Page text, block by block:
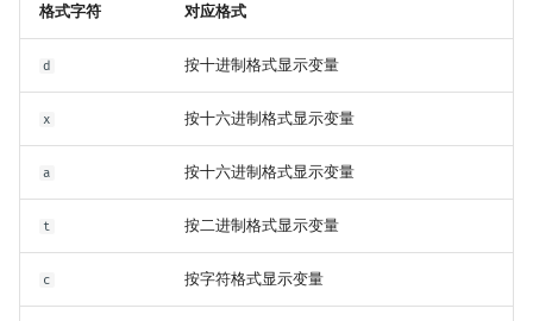
格式字符 对应格式
d 按十进制格式显示变量
x 按十六进制格式显示变量
a 按十六进制格式显示变量
t 按二进制格式显示变量
c 按字符格式显示变量